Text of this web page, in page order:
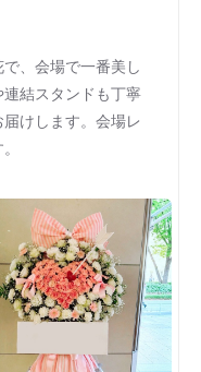
、会場で一番美し
結スタンドも丁寧
けします。会場レ